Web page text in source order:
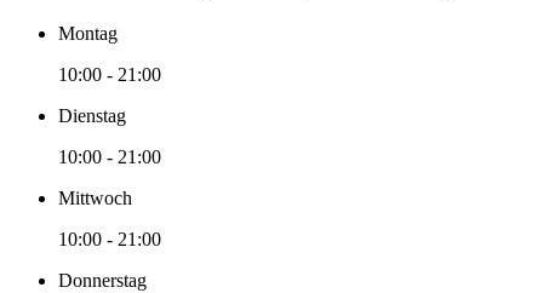
Montag
10:00 - 21:00
Dienstag
10:00 - 21:00
Mittwoch
10:00 - 21:00
Donnerstag